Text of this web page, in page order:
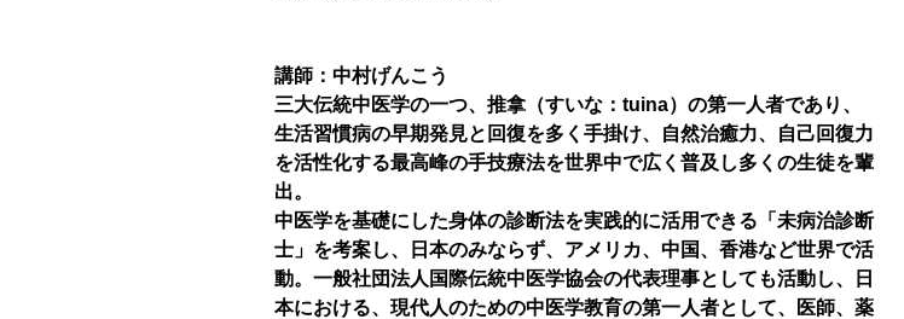
講師：中村げんこう
三大伝統中医学の一つ、推拿（すいな：tuina）の第一人者であり、
生活習慣病の早期発見と回復を多く手掛け、自然治癒力、自己回復力
を活性化する最高峰の手技療法を世界中で広く普及し多くの生徒を輩
出。
中医学を基礎にした身体の診断法を実践的に活用できる「未病治診断
士」を考案し、日本のみならず、アメリカ、中国、香港など世界で活
動。一般社団法人国際伝統中医学協会の代表理事としても活動し、日
本における、現代人のための中医学教育の第一人者として、医師、薬